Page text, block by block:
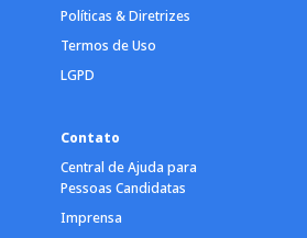
Políticas & Diretrizes
Termos de Uso
LGPD
Contato
Central de Ajuda para
Pessoas Candidatas
Imprensa